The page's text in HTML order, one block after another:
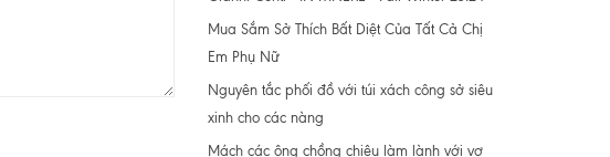
Mua Sắm Sở Thích Bất Diệt Của Tất Cả Chị
Em Phụ Nữ
Nguyên tắc phối đồ với túi xách công sở siêu
xinh cho các nàng
Mách các ông chồng chiêu làm lành với vợ